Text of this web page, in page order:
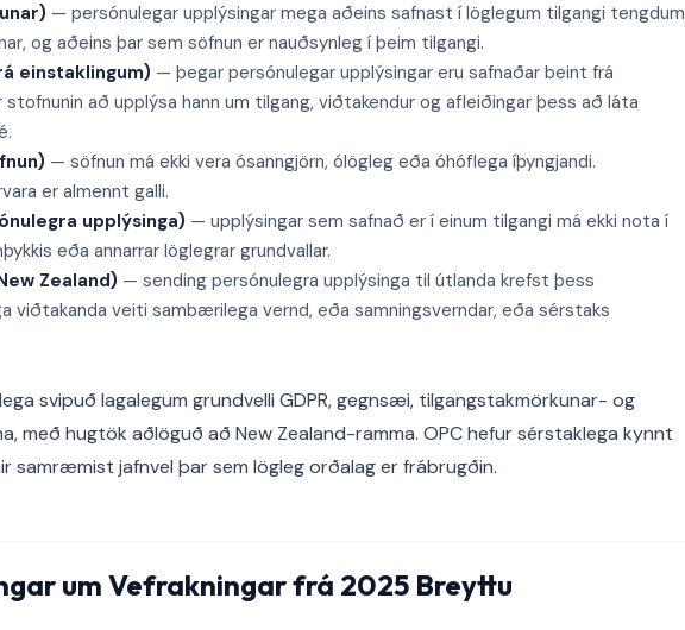
— persónulegar upplýsingar mega aðeins safnast í löglegum tilgangi tengdum
og aðeins þar sem söfnun er nauðsynleg í þeim tilgangi.
einstaklingum) — þegar persónulegar upplýsingar eru safnaðar beint frá
að upplýsa hann um tilgang, viðtakendur og afleiðingar þess að láta
— söfnun má ekki vera ósanngjörn, ólögleg eða óhóflega íþyngjandi.
er almennt galli.
upplýsinga) — upplýsingar sem safnað er í einum tilgangi má ekki nota í
eða annarrar löglegrar grundvallar.
Zealand) — sending persónulegra upplýsinga til útlanda krefst þess
viðtakanda veiti sambærilega vernd, eða samningsverndar, eða sérstaks
svipuð lagalegum grundvelli GDPR, gegnsæi, tilgangstakmörkunar- og
með hugtök aðlöguð að New Zealand-ramma. OPC hefur sérstaklega kynnt
samræmist jafnvel þar sem lögleg orðalag er frábrugðin.
um Vefrakningar frá 2025 Breyttu